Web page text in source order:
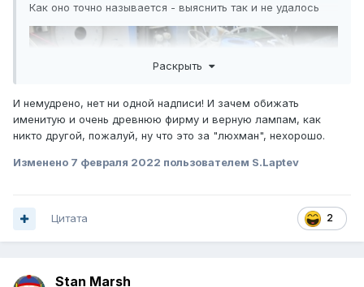
Как оно точно называется - выяснить так и не удалось
Раскрыть
И немудрено, нет ни одной надписи! И зачем обижать
именитую и очень древнюю фирму и верную лампам, как
никто другой, пожалуй, ну что это за "люхман", нехорошо.
Изменено 7 февраля 2022 пользователем S.Laptev
2
Цитата
Stan Marsh